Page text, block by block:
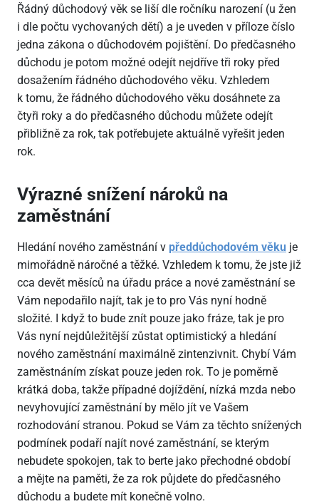
Řádný důchodový věk se liší dle ročníku narození (u žen
i dle počtu vychovaných dětí) a je uveden v příloze číslo
jedna zákona o důchodovém pojištění. Do předčasného
důchodu je potom možné odejít nejdříve tři roky před
dosažením řádného důchodového věku. Vzhledem
k tomu, že řádného důchodového věku dosáhnete za
čtyři roky a do předčasného důchodu můžete odejít
přibližně za rok, tak potřebujete aktuálně vyřešit jeden
rok.
Výrazné snížení nároků na
zaměstnání
Hledání nového zaměstnání v předdůchodovém věku je
mimořádně náročné a těžké. Vzhledem k tomu, že jste již
cca devět měsíců na úřadu práce a nové zaměstnání se
Vám nepodařilo najít, tak je to pro Vás nyní hodně
složité. I když to bude znít pouze jako fráze, tak je pro
Vás nyní nejdůležitější zůstat optimistický a hledání
nového zaměstnání maximálně zintenzivnit. Chybí Vám
zaměstnáním získat pouze jeden rok. To je poměrně
krátká doba, takže případné dojíždění, nízká mzda nebo
nevyhovující zaměstnání by mělo jít ve Vašem
rozhodování stranou. Pokud se Vám za těchto snížených
podmínek podaří najít nové zaměstnání, se kterým
nebudete spokojen, tak to berte jako přechodné období
a mějte na paměti, že za rok půjdete do předčasného
důchodu a budete mít konečně volno.